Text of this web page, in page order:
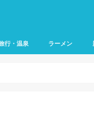
行・温泉 ラーメン